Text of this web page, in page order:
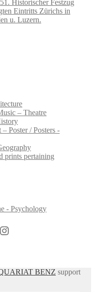
Historischer Festzug
Eintritts Zürichs in
u. Luzern.
– Theatre
Poster / Posters -
prints pertaining
- Psychology
Instagram
BENZ support